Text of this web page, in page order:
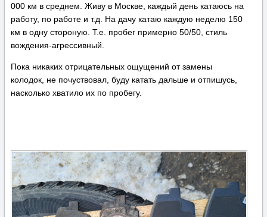
000 км в среднем. Живу в Москве, каждый день катаюсь на
работу, по работе и т.д. На дачу катаю каждую неделю 150
км в одну стороную. Т.е. пробег примерно 50/50, стиль
вождения-агрессивный.
Пока никаких отрицательных ощущений от замены
колодок, не почуствовал, буду катать дальше и отпишусь,
насколько хватило их по пробегу.